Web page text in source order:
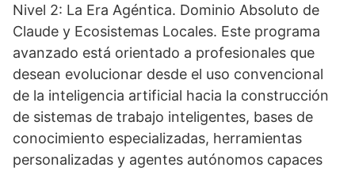
Nivel 2: La Era Agéntica. Dominio Absoluto de
Claude y Ecosistemas Locales. Este programa
avanzado está orientado a profesionales que
desean evolucionar desde el uso convencional
de la inteligencia artificial hacia la construcción
de sistemas de trabajo inteligentes, bases de
conocimiento especializadas, herramientas
personalizadas y agentes autónomos capaces